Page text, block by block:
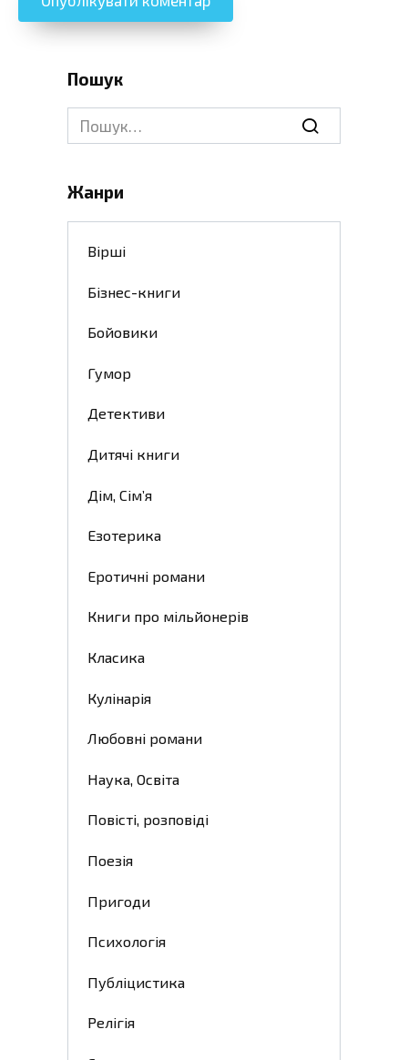
Пошук
Search
for:
Жанри
Вірші
Бізнес-книги
Бойовики
Гумор
Детективи
Дитячі книги
Дім, Сім’я
Езотерика
Еротичні романи
Книги про мільйонерів
Класика
Кулінарія
Любовні романи
Наука, Освіта
Повісті, розповіді
Поезія
Пригоди
Психологія
Публіцистика
Релігія